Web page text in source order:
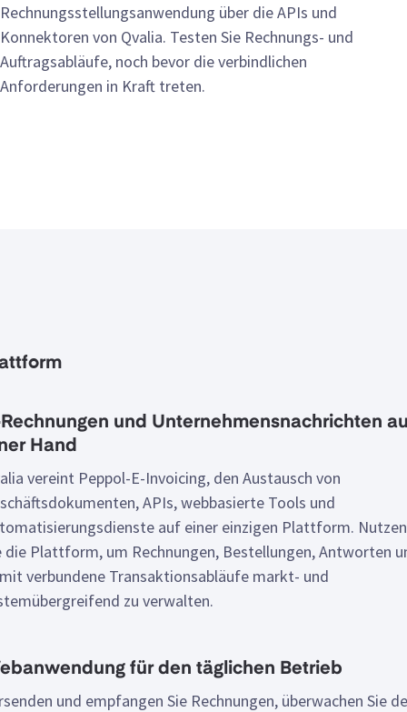
Rechnungsstellungsanwendung über die APIs und
Konnektoren von Qvalia. Testen Sie Rechnungs- und
Auftragsabläufe, noch bevor die verbindlichen
Anforderungen in Kraft treten.
und Unternehmensnachrichten
Hand
vereint Peppol-E-Invoicing, den Austausch von
APIs, webbasierte Tools und
auf einer einzigen Plattform. Nutzen
die Plattform, um Rechnungen, Bestellungen, Antworten
verbundene Transaktionsabläufe markt- und
zu verwalten.
für den täglichen Betrieb
und empfangen Sie Rechnungen, überwachen Sie